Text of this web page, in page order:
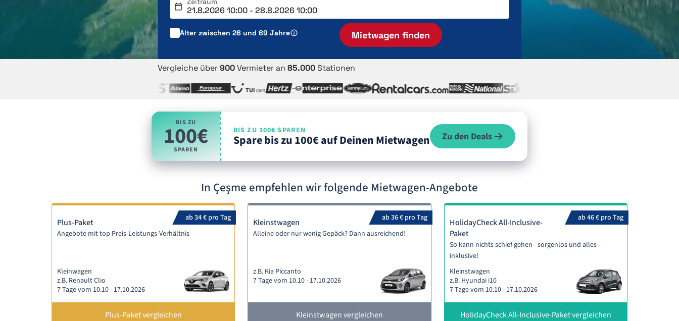
Alter zwischen 26 und 69 Jahre Mietwagen finden
Vergleiche über900Vermieter an 85.000Stationen
BIS ZU
100€
SPAREN
BIS ZU 100€ SPAREN
Spare bis zu 100€ auf Deinen Mietwagen Zu den Deals
In Çeşme empfehlen wir folgende Mietwagen-Angebote
ab 34 € pro Tag
Plus-Paket
Angebote mit top Preis-Leistungs-Verhältnis
Kleinwagen
z.B. Renault Clio
7 Tage vom 10.10 - 17.10.2026
Plus-Paket vergleichen
ab 36 € pro Tag
Kleinstwagen
Alleine oder nur wenig Gepäck? Dann ausreichend!
z.B. Kia Piccanto
7 Tage vom 10.10 - 17.10.2026
Kleinstwagen vergleichen
ab 46 € pro Tag
HolidayCheck All-Inclusive-
Paket
So kann nichts schief gehen - sorgenlos und alles
inklusive!
Kleinstwagen
z.B. Hyundai i10
7 Tage vom 10.10 - 17.10.2026
HolidayCheck All-Inclusive-Paket vergleichen